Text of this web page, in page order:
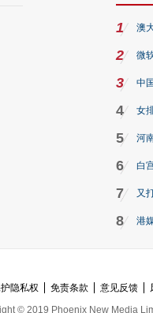
1 澳
2 微
3 中
4 女
5 河
6 白
7 又
8 港
隐私权 免责条款 意见反馈
© 2019 Phoenix New Media